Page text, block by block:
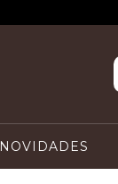
NOVIDADES